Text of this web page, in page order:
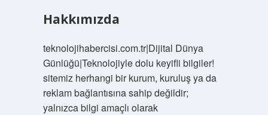
Hakkımızda
teknolojihabercisi.com.tr|Dijital Dünya
Günlüğü|Teknolojiyle dolu keyifli bilgiler!
sitemiz herhangi bir kurum, kuruluş ya da
reklam bağlantısına sahip değildir;
yalnızca bilgi amaçlı olarak